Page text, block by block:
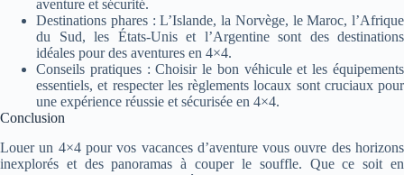
aventure et sécurité.
Destinations phares : L’Islande, la Norvège, le Maroc, l’Afrique
du Sud, les États-Unis et l’Argentine sont des destinations
idéales pour des aventures en 4×4.
Conseils pratiques : Choisir le bon véhicule et les équipements
essentiels, et respecter les règlements locaux sont cruciaux pour
une expérience réussie et sécurisée en 4×4.
Conclusion
Louer un 4×4 pour vos vacances d’aventure vous ouvre des horizons
inexplorés et des panoramas à couper le souffle. Que ce soit en